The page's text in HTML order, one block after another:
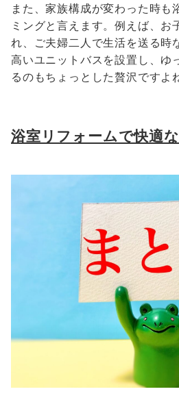
また、家族構成が変わった時も
ミングと言えます。例えば、お
れ、ご夫婦二人で生活を送る時
高いユニットバスを設置し、ゆ
るのもちょっとした贅沢ですよ
浴室リフォームで快適